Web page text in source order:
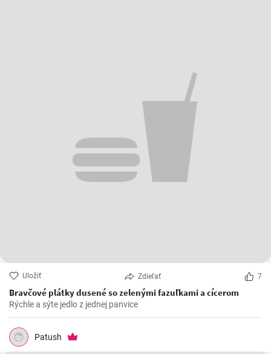
Uložiť Zdieľať 7
Bravčové plátky dusené so zelenými fazuľkami a cícerom
Rýchle a sýte jedlo z jednej panvice
Patush